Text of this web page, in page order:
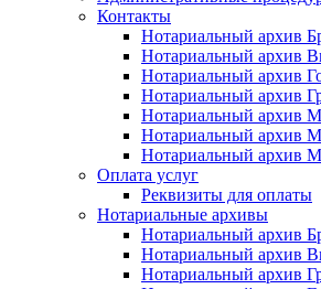
Контакты
Нотариальный архив
Нотариальный архив
Нотариальный архив
Нотариальный архив
Нотариальный архив
Нотариальный архив
Нотариальный архив
Оплата услуг
Реквизиты для оплаты
Нотариальные архивы
Нотариальный архив
Нотариальный архив
Нотариальный архив